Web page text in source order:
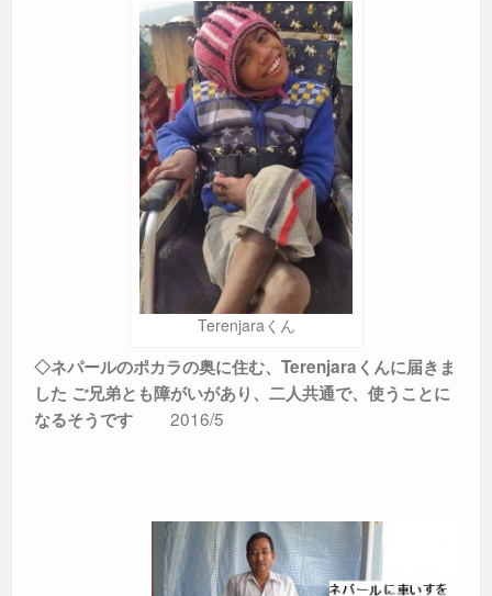
Terenjaraくん
◇ネパールのポカラの奥に住む、Terenjaraくんに届きま
した ご兄弟とも障がいがあり、二人共通で、使うことに
なるそうです 2016/5